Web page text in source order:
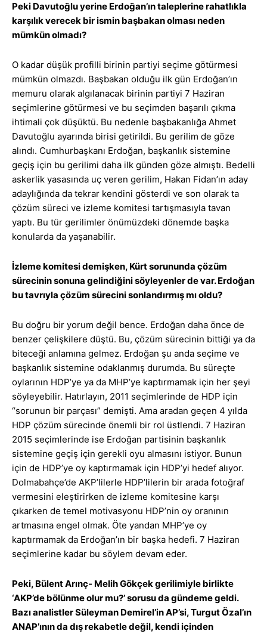
Peki Davutoğlu yerine Erdoğan’ın taleplerine rahatlıkla
karşılık verecek bir ismin başbakan olması neden
mümkün olmadı?
O kadar düşük profilli birinin partiyi seçime götürmesi
mümkün olmazdı. Başbakan olduğu ilk gün Erdoğan’ın
memuru olarak algılanacak birinin partiyi 7 Haziran
seçimlerine götürmesi ve bu seçimden başarılı çıkma
ihtimali çok düşüktü. Bu nedenle başbakanlığa Ahmet
Davutoğlu ayarında birisi getirildi. Bu gerilim de göze
alındı. Cumhurbaşkanı Erdoğan, başkanlık sistemine
geçiş için bu gerilimi daha ilk günden göze almıştı. Bedelli
askerlik yasasında uç veren gerilim, Hakan Fidan’ın aday
adaylığında da tekrar kendini gösterdi ve son olarak ta
çözüm süreci ve izleme komitesi tartışmasıyla tavan
yaptı. Bu tür gerilimler önümüzdeki dönemde başka
konularda da yaşanabilir.
İzleme komitesi demişken, Kürt sorununda çözüm
sürecinin sonuna gelindiğini söyleyenler de var. Erdoğan
bu tavrıyla çözüm sürecini sonlandırmış mı oldu?
Bu doğru bir yorum değil bence. Erdoğan daha önce de
benzer çelişkilere düştü. Bu, çözüm sürecinin bittiği ya da
biteceği anlamına gelmez. Erdoğan şu anda seçime ve
başkanlık sistemine odaklanmış durumda. Bu süreçte
oylarının HDP’ye ya da MHP’ye kaptırmamak için her şeyi
söyleyebilir. Hatırlayın, 2011 seçimlerinde de HDP için
“sorunun bir parçası” demişti. Ama aradan geçen 4 yılda
HDP çözüm sürecinde önemli bir rol üstlendi. 7 Haziran
2015 seçimlerinde ise Erdoğan partisinin başkanlık
sistemine geçiş için gerekli oyu almasını istiyor. Bunun
için de HDP’ye oy kaptırmamak için HDP’yi hedef alıyor.
Dolmabahçe’de AKP’lilerle HDP’lilerin bir arada fotoğraf
vermesini eleştirirken de izleme komitesine karşı
çıkarken de temel motivasyonu HDP’nin oy oranının
artmasına engel olmak. Öte yandan MHP’ye oy
kaptırmamak da Erdoğan’ın bir başka hedefi. 7 Haziran
seçimlerine kadar bu söylem devam eder.
Peki, Bülent Arınç- Melih Gökçek gerilimiyle birlikte
‘AKP’de bölünme olur mu?’ sorusu da gündeme geldi.
Bazı analistler Süleyman Demirel’in AP’si, Turgut Özal’ın
ANAP’ının da dış rekabetle değil, kendi içinden